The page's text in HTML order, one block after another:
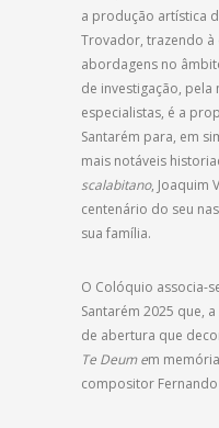
a produção artística
Trovador, trazendo à
abordagens no
de investigação,
especialistas, é a
Santarém para, em
mais notáveis
scalabitano, Joaquim
centenário do seu
sua família.
O Colóquio associa-
Santarém 2025 que,
de abertura que
Te Deum em
compositor Fernando